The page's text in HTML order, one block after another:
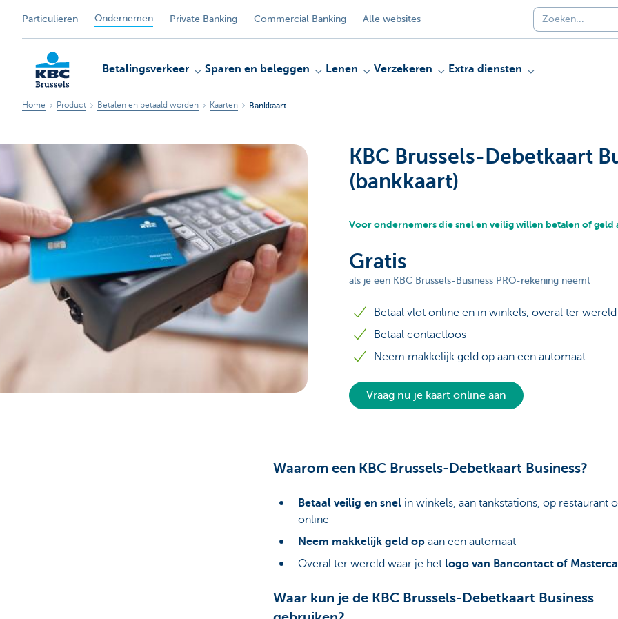
Particulieren Ondernemen Private Banking Commercial Banking Alle websites
KBC
Ondernemers
Betalingsverkeer Sparen en beleggen Lenen Verzekeren Extra diensten
Home Product Betalen en betaald worden Kaarten Bankkaart
KBC Brussels-Debetkaart
(bankkaart)
Voor ondernemers die snel en veilig willen betalen of geld
Gratis
als je een KBC Brussels-Business PRO-rekening neemt
Betaal vlot online en in winkels, overal ter wereld
Betaal contactloos
Neem makkelijk geld op aan een automaat
Vraag nu je kaart online aan
Waarom een KBC Brussels-Debetkaart Business?
Betaal veilig en snelin winkels, aan tankstations, op restaurant
online
Neem makkelijk geld opaan een automaat
Overal ter wereld waar je het logo van Bancontact of
Waar kun je de KBC Brussels-Debetkaart Business